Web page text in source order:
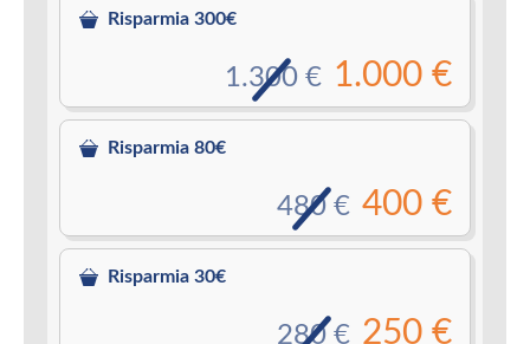
Risparmia 300€
1.000 €
1.300 €
Risparmia 80€
400 €
480 €
Risparmia 30€
250 €
280 €